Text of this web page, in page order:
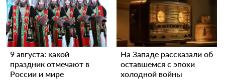
9 августа: какой
праздник отмечают в
России и мире
На Западе рассказали об
оставшемся с эпохи
холодной войны